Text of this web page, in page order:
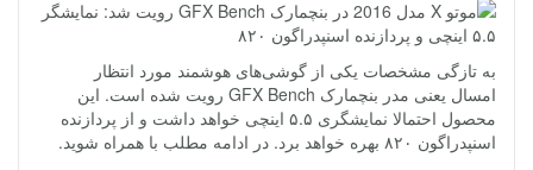
به تازگی مشخصات یکی از گوشی‌های هوشمند مورد انتظار
امسال یعنی مدر بنچمارک GFX Bench رویت شده است. این
محصول احتمالا نمایشگری ۵.۵ اینچی خواهد داشت و از پردازنده
اسنپدراگون ۸۲۰ بهره خواهد برد. در ادامه مطلب با همراه شوید.